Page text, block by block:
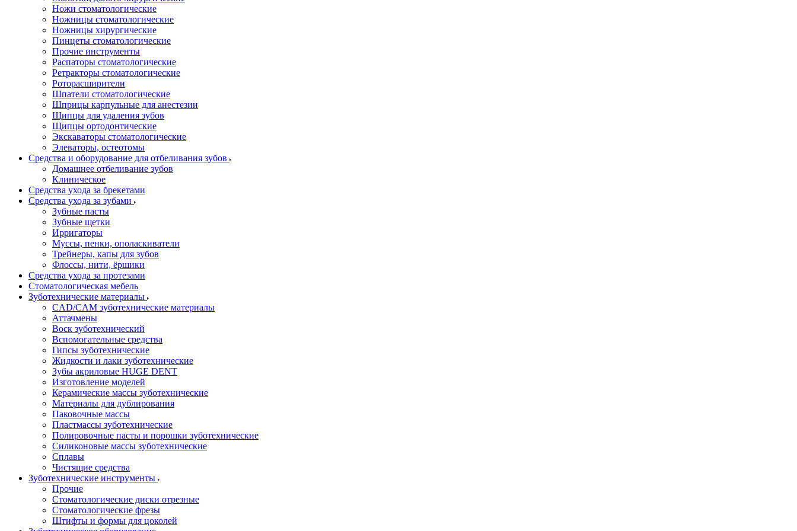
Ножи стоматологические
Ножницы стоматологические
Ножницы хирургические
Пинцеты стоматологические
Прочие инструменты
Распаторы стоматологические
Ретракторы стоматологические
Роторасширители
Шпатели стоматологические
Шприцы карпульные для анестезии
Щипцы для удаления зубов
Щипцы ортодонтические
Экскаваторы стоматологические
Элеваторы, остеотомы
Средства и оборудование для отбеливания зубов
Домашнее отбеливание зубов
Клиническое
Средства ухода за брекетами
Средства ухода за зубами
Зубные пасты
Зубные щетки
Ирригаторы
Муссы, пенки, ополаскиватели
Трейнеры, капы для зубов
Флоссы, нити, ёршики
Средства ухода за протезами
Стоматологическая мебель
Зуботехнические материалы
CAD/CAM зуботехнические материалы
Аттачмены
Воск зуботехнический
Вспомогательные средства
Гипсы зуботехнические
Жидкости и лаки зуботехнические
Зубы акриловые HUGE DENT
Изготовление моделей
Керамические массы зуботехнические
Материалы для дублирования
Паковочные массы
Пластмассы зуботехнические
Полировочные пасты и порошки зуботехнические
Силиконовые массы зуботехнические
Сплавы
Чистящие средства
Зуботехнические инструменты
Прочие
Стоматологические диски отрезные
Стоматологические фрезы
Штифты и формы для цоколей